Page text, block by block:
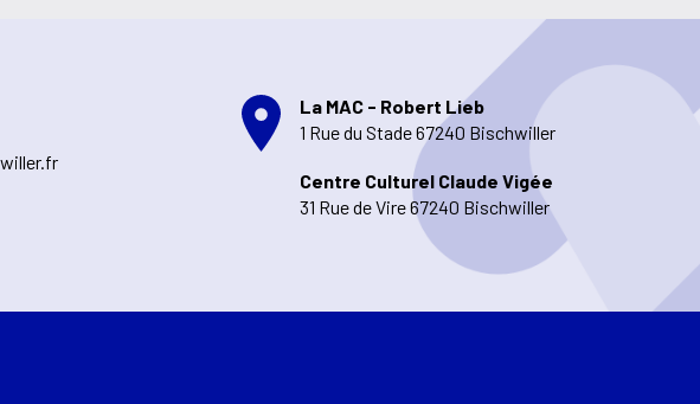
La MAC - Robert Lieb
1 Rue du Stade 67240 Bischwiller
Centre Culturel Claude Vigée
31 Rue de Vire 67240 Bischwiller